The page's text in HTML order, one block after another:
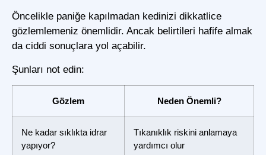
Öncelikle paniğe kapılmadan kedinizi dikkatlice
gözlemlemeniz önemlidir. Ancak belirtileri hafife almak
da ciddi sonuçlara yol açabilir.
Şunları not edin:
Gözlem Neden Önemli?
Ne kadar sıklıkta idrar
yapıyor?
Tıkanıklık riskini anlamaya
yardımcı olur